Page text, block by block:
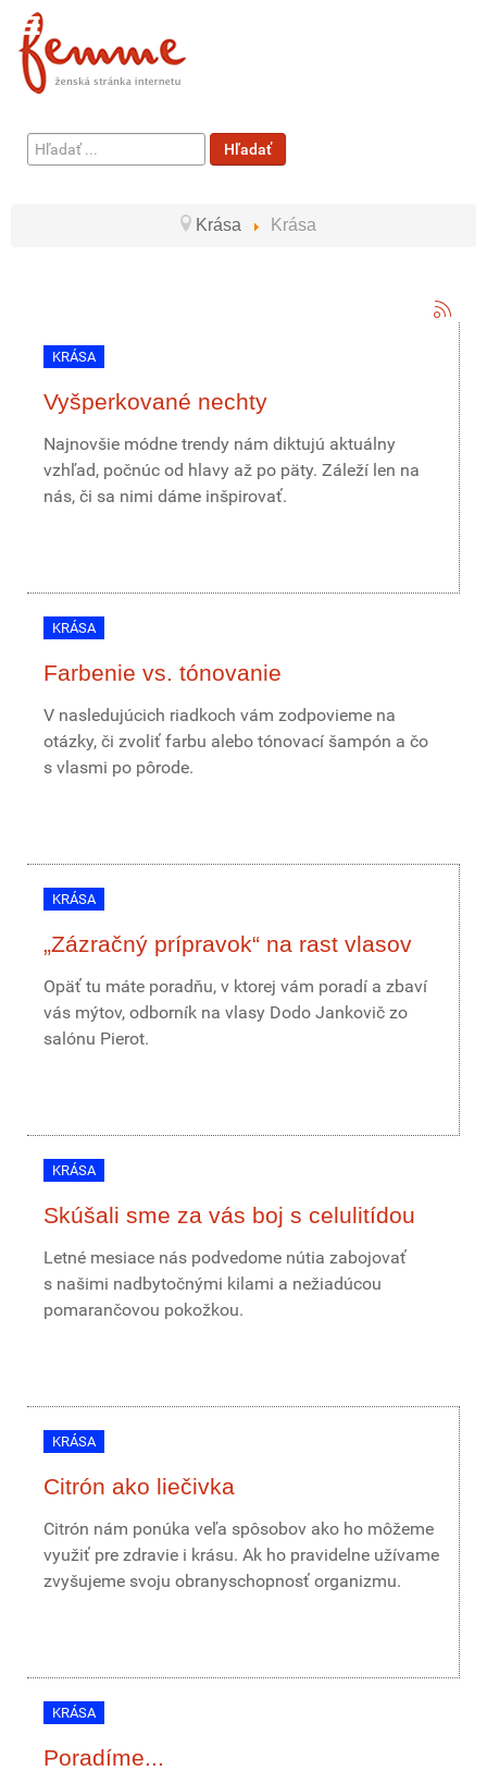
Hľadať
...
Hľadať
Krása Krása
KRÁSA
Vyšperkované nechty
Najnovšie módne trendy nám diktujú aktuálny
vzhľad, počnúc od hlavy až po päty. Záleží len na
nás, či sa nimi dáme inšpirovať.
KRÁSA
Farbenie vs. tónovanie
V nasledujúcich riadkoch vám zodpovieme na
otázky, či zvoliť farbu alebo tónovací šampón a čo
s vlasmi po pôrode.
KRÁSA
„Zázračný prípravok“ na rast vlasov
Opäť tu máte poradňu, v ktorej vám poradí a zbaví
vás mýtov, odborník na vlasy Dodo Jankovič zo
salónu Pierot.
KRÁSA
Skúšali sme za vás boj s celulitídou
Letné mesiace nás podvedome nútia zabojovať
s našimi nadbytočnými kilami a nežiadúcou
pomarančovou pokožkou.
KRÁSA
Citrón ako liečivka
Citrón nám ponúka veľa spôsobov ako ho môžeme
využiť pre zdravie i krásu. Ak ho pravidelne užívame
zvyšujeme svoju obranyschopnosť organizmu.
KRÁSA
Poradíme...